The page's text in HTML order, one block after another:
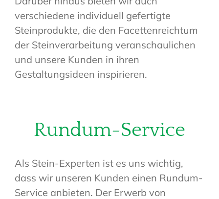
verschiedene individuell gefertigte
Steinprodukte, die den Facettenreichtum
der Steinverarbeitung veranschaulichen
und unsere Kunden in ihren
Gestaltungsideen inspirieren.
Rundum-Service
Als Stein-Experten ist es uns wichtig,
dass wir unseren Kunden einen Rundum-
Service anbieten. Der Erwerb von